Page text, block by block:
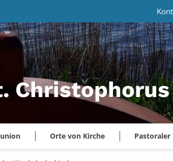
Christophorus
Orte von Kirche Pastoraler